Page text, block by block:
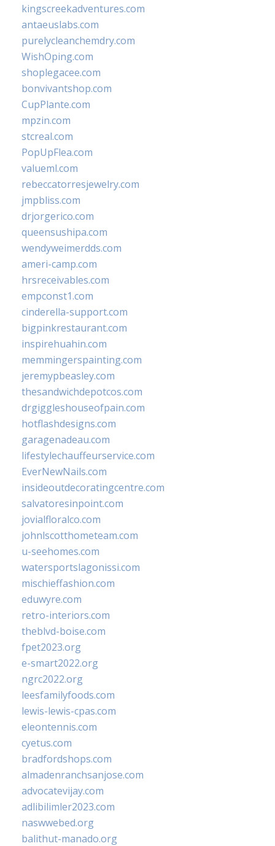
kingscreekadventures.com
antaeuslabs.com
purelycleanchemdry.com
WishOping.com
shoplegacee.com
bonvivantshop.com
CupPlante.com
mpzin.com
stcreal.com
PopUpFlea.com
valueml.com
rebeccatorresjewelry.com
jmpbliss.com
drjorgerico.com
queensushipa.com
wendyweimerdds.com
ameri-camp.com
hrsreceivables.com
empconst1.com
cinderella-support.com
bigpinkrestaurant.com
inspirehuahin.com
memmingerspainting.com
jeremypbeasley.com
thesandwichdepotcos.com
drgiggleshouseofpain.com
hotflashdesigns.com
garagenadeau.com
lifestylechauffeurservice.com
EverNewNails.com
insideoutdecoratingcentre.com
salvatoresinpoint.com
jovialfloralco.com
johnlscotthometeam.com
u-seehomes.com
watersportslagonissi.com
mischieffashion.com
eduwyre.com
retro-interiors.com
theblvd-boise.com
fpet2023.org
e-smart2022.org
ngrc2022.org
leesfamilyfoods.com
lewis-lewis-cpas.com
eleontennis.com
cyetus.com
bradfordshops.com
almadenranchsanjose.com
advocatevijay.com
adlibilimler2023.com
naswwebed.org
balithut-manado.org